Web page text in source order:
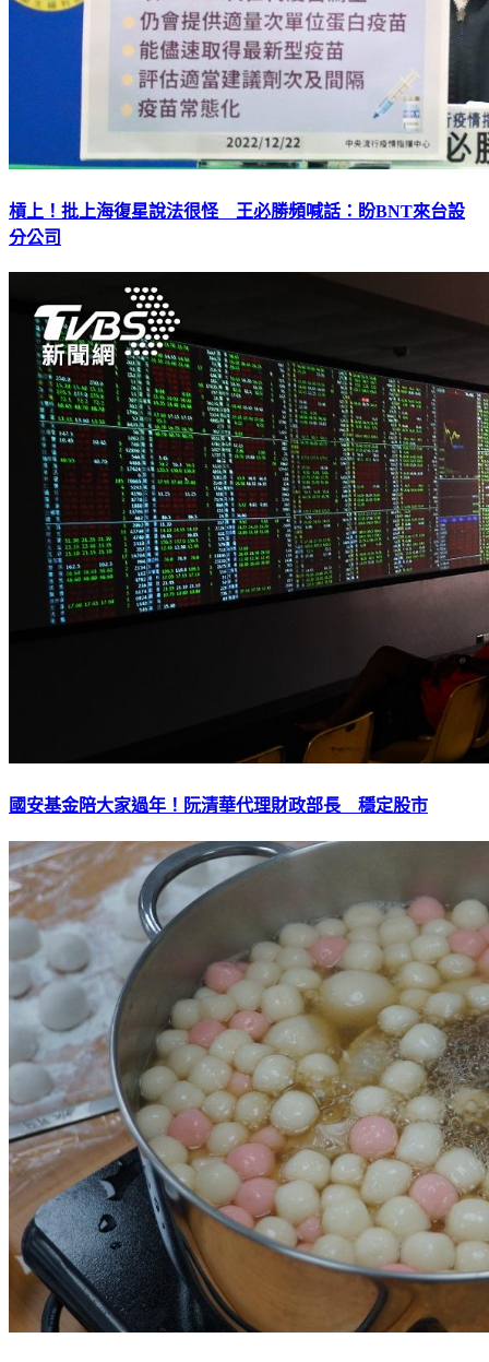
槓上！批上海復星說法很怪 王必勝頻喊話：盼BNT來台設
分公司
國安基金陪大家過年！阮清華代理財政部長 穩定股市